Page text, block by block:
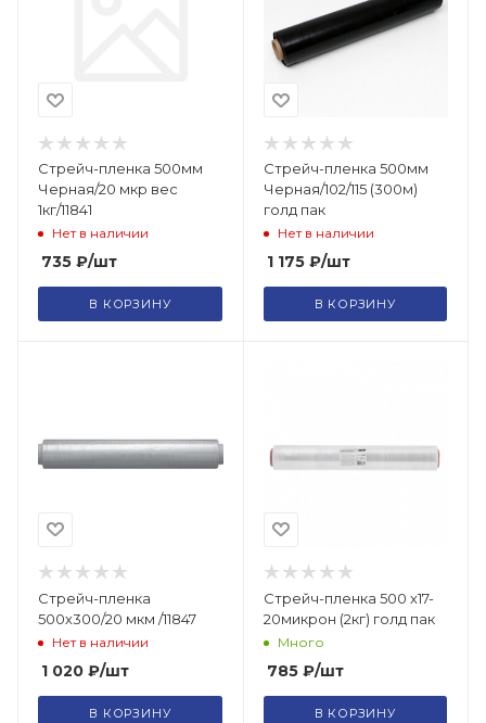
Стрейч-пленка 500мм
Черная/20 мкр вес
1кг/11841
Нет в наличии
735 ₽/шт
В КОРЗИНУ
Стрейч-пленка 500мм
Черная/102/115 (300м)
голд пак
Нет в наличии
1 175₽/шт
В КОРЗИНУ
Стрейч-пленка
500х300/20 мкм /11847
Нет в наличии
1 020 ₽/шт
В КОРЗИНУ
Стрейч-пленка 500 х17-
20микрон (2кг) голд пак
Много
785₽/шт
В КОРЗИНУ